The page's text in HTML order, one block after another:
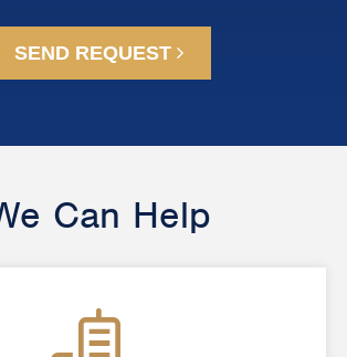
SEND REQUEST
Can Help